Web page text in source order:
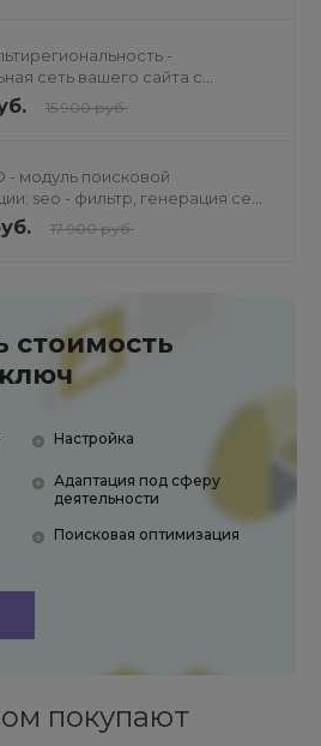
-
сеть вашего сайта с
в поисковиках
15 900 руб.
- модуль поисковой
seo - фильтр, генерация сео
мета-тегов
17 900 руб.
стоимость
Настройка
Адаптация под сферу
деятельности
Поисковая оптимизация
покупают